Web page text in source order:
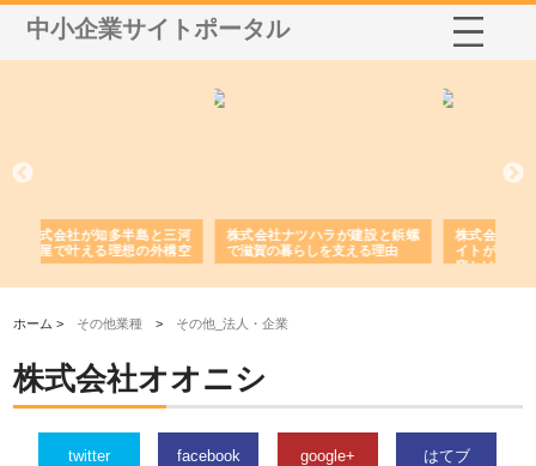
中小企業サイトポータル
三河
構空
株式会社ナツハラが建設と鋲螺
で滋賀の暮らしを支える理由
株式会社メタルエースの企業サ
イトが提供する充実した情報内
容とは
ホーム > その他業種 > その他_法人・企業
株式会社オオニシ
twitter facebook google+ はてブ